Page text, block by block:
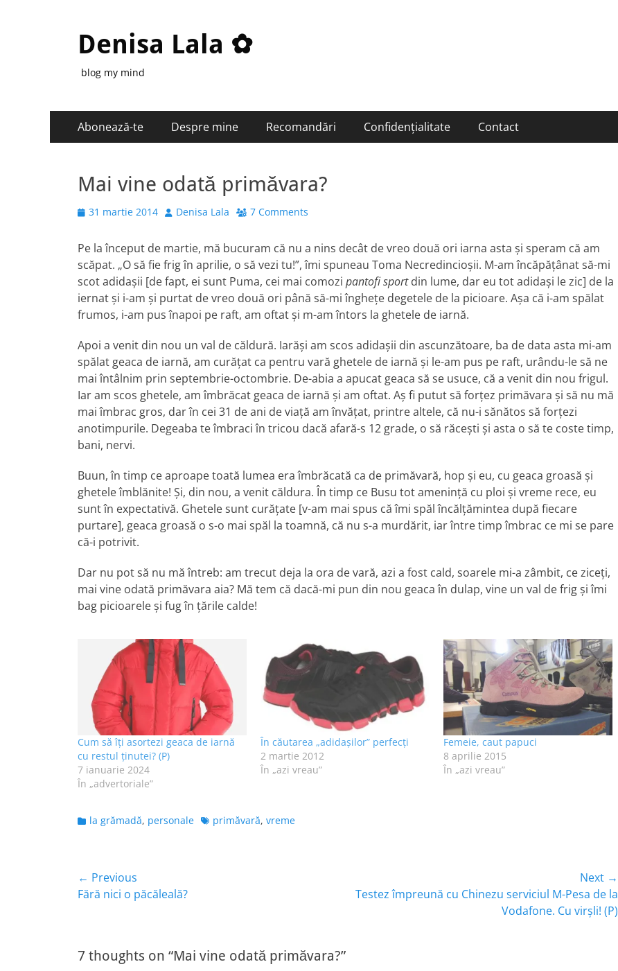
Denisa Lala ✿
blog my mind
Primary
Menu
Abonează-te Despre mine Recomandări Confidențialitate Contact
Mai vine odată primăvara?
Posted
31 martie 2014 Author
Denisa Lala 7 Comments
Pe la început de martie, mă bucuram că nu a nins decât de vreo două ori iarna asta şi speram că am
scăpat. „O să fie frig în aprilie, o să vezi tu!”, îmi spuneau Toma Necredincioşii. M-am încăpăţânat să-mi
scot adidaşii [de fapt, ei sunt Puma, cei mai comozi pantofi sportdin lume, dar eu tot adidaşi le zic] de la
iernat şi i-am şi purtat de vreo două ori până să-mi îngheţe degetele de la picioare. Aşa că i-am spălat
frumos, i-am pus înapoi pe raft, am oftat şi m-am întors la ghetele de iarnă.
Apoi a venit din nou un val de căldură. Iarăşi am scos adidaşii din ascunzătoare, ba de data asta mi-am
spălat geaca de iarnă, am curăţat ca pentru vară ghetele de iarnă şi le-am pus pe raft, urându-le să ne
mai întâlnim prin septembrie-octombrie. De-abia a apucat geaca să se usuce, că a venit din nou frigul.
Iar am scos ghetele, am îmbrăcat geaca de iarnă şi am oftat. Aş fi putut să forţez primăvara şi să nu mă
mai îmbrac gros, dar în cei 31 de ani de viaţă am învăţat, printre altele, că nu-i sănătos să forţezi
anotimpurile. Degeaba te îmbraci în tricou dacă afară-s 12 grade, o să răceşti şi asta o să te coste timp,
bani, nervi.
Buun, în timp ce aproape toată lumea era îmbrăcată ca de primăvară, hop şi eu, cu geaca groasă şi
ghetele îmblănite! Şi, din nou, a venit căldura. În timp ce Busu tot ameninţă cu ploi şi vreme rece, eu
sunt în expectativă. Ghetele sunt curăţate [v-am mai spus că îmi spăl încălţămintea după fiecare
purtare], geaca groasă o s-o mai spăl la toamnă, că nu s-a murdărit, iar între timp îmbrac ce mi se pare
că-i potrivit.
Dar nu pot să nu mă întreb: am trecut deja la ora de vară, azi a fost cald, soarele mi-a zâmbit, ce ziceţi,
mai vine odată primăvara aia? Mă tem că dacă-mi pun din nou geaca în dulap, vine un val de frig şi îmi
bag picioarele şi fug în ţările calde!
Cum să îți asortezi geaca de iarnă
cu restul ținutei? (P)
7 ianuarie 2024
În „advertoriale”
În căutarea „adidaşilor” perfecţi
2 martie 2012
În „azi vreau”
Femeie, caut papuci
8 aprilie 2015
În „azi vreau”
Categories
la grămadă, personale Tagsprimăvară, vreme
Navigare
în
← Previous
Previous
Fără nici o păcăleală?
Next →
Next
Testez împreună cu Chinezu serviciul M-Pesa de la
Vodafone. Cu virşli! (P)
7 thoughts on “Mai vine odată primăvara?”